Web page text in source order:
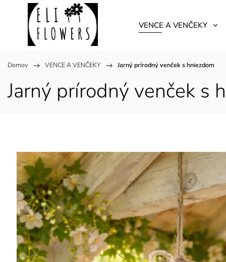
VENCE A VENČEKY
Domov / VENCE A VENČEKY / Jarný prírodný venček s hniezdom
Jarný prírodný venček s